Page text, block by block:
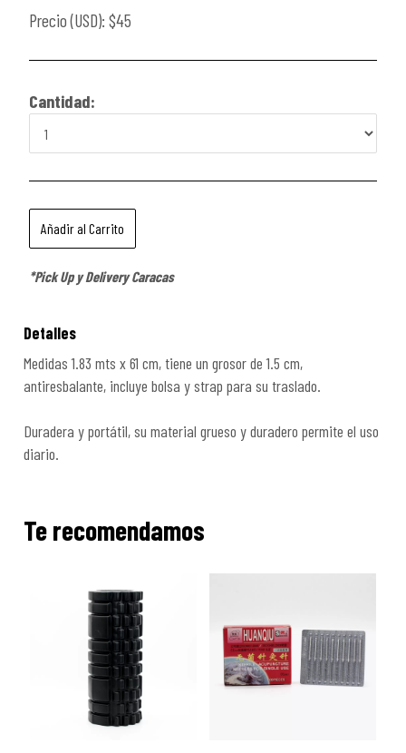
Precio (USD): $45
Cantidad:
*Pick Up y Delivery Caracas
Detalles
Medidas 1.83 mts x 61 cm, tiene un grosor de 1.5 cm,
antiresbalante, incluye bolsa y strap para su traslado.
Duradera y portátil, su material grueso y duradero permite el uso
diario.
Te recomendamos